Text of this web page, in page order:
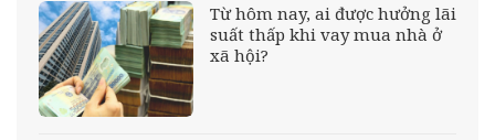
Từ hôm nay, ai được hưởng lãi
suất thấp khi vay mua nhà ở
xã hội?